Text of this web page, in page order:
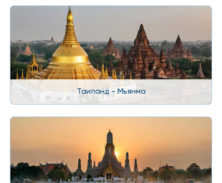
Таиланд - Мьянма